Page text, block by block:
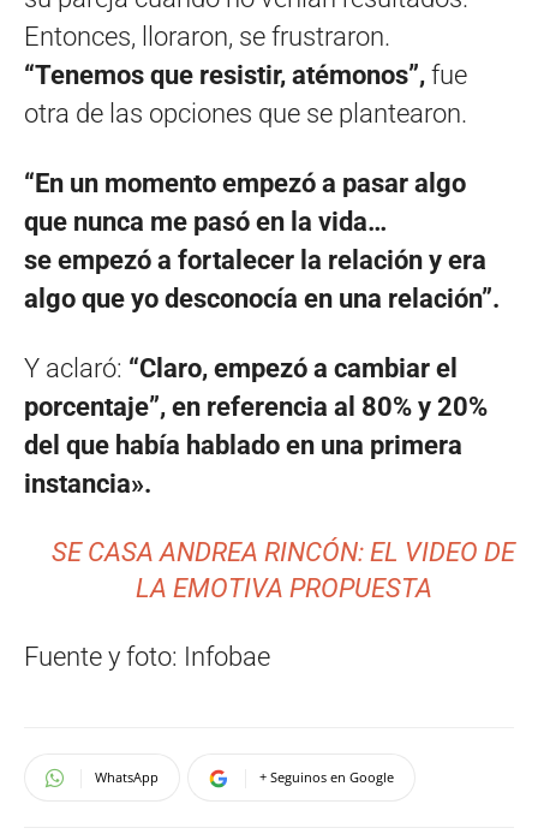
Entonces, lloraron, se frustraron.
“Tenemos que resistir, atémonos”, fue
otra de las opciones que se plantearon.
“En un momento empezó a pasar algo
que nunca me pasó en la vida…
se empezó a fortalecer la relación y era
algo que yo desconocía en una relación”.
Y aclaró: “Claro, empezó a cambiar el
porcentaje”, en referencia al 80% y 20%
del que había hablado en una primera
instancia».
SE CASA ANDREA RINCÓN: EL VIDEO DE
LA EMOTIVA PROPUESTA
Fuente y foto: Infobae
WhatsApp + Seguinos en Google